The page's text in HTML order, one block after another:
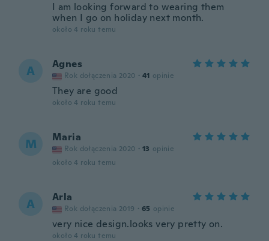
I am looking forward to wearing them
when I go on holiday next month.
około 4 roku temu
A Agnes
Rok dołączenia 2020 · 41 opinie
They are good
około 4 roku temu
M Maria
Rok dołączenia 2020 · 13 opinie
około 4 roku temu
A Arla
Rok dołączenia 2019 · 65 opinie
very nice design.looks very pretty on.
około 4 roku temu